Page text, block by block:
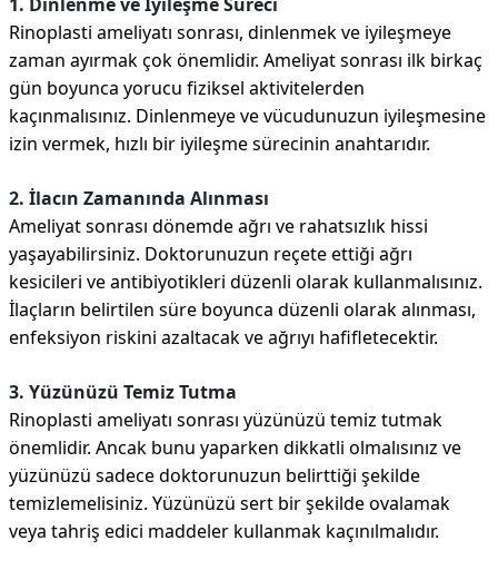
Rinoplasti ameliyatı sonrası, dinlenmek ve iyileşmeye
zaman ayırmak çok önemlidir. Ameliyat sonrası ilk birkaç
gün boyunca yorucu fiziksel aktivitelerden
kaçınmalısınız. Dinlenmeye ve vücudunuzun iyileşmesine
izin vermek, hızlı bir iyileşme sürecinin anahtarıdır.
2. İlacın Zamanında Alınması
Ameliyat sonrası dönemde ağrı ve rahatsızlık hissi
yaşayabilirsiniz. Doktorunuzun reçete ettiği ağrı
kesicileri ve antibiyotikleri düzenli olarak kullanmalısınız.
İlaçların belirtilen süre boyunca düzenli olarak alınması,
enfeksiyon riskini azaltacak ve ağrıyı hafifletecektir.
3. Yüzünüzü Temiz Tutma
Rinoplasti ameliyatı sonrası yüzünüzü temiz tutmak
önemlidir. Ancak bunu yaparken dikkatli olmalısınız ve
yüzünüzü sadece doktorunuzun belirttiği şekilde
temizlemelisiniz. Yüzünüzü sert bir şekilde ovalamak
veya tahriş edici maddeler kullanmak kaçınılmalıdır.